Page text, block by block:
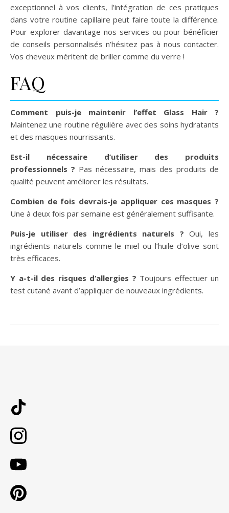
exceptionnel à vos clients, l’intégration de ces pratiques
dans votre routine capillaire peut faire toute la différence.
Pour explorer davantage nos services ou pour bénéficier
de conseils personnalisés n’hésitez pas à nous contacter.
Vos cheveux méritent de briller comme du verre !
FAQ
Comment puis-je maintenir l’effet Glass Hair ?
Maintenez une routine régulière avec des soins hydratants
et des masques nourrissants.
Est-il nécessaire d’utiliser des produits
professionnels ? Pas nécessaire, mais des produits de
qualité peuvent améliorer les résultats.
Combien de fois devrais-je appliquer ces masques ?
Une à deux fois par semaine est généralement suffisante.
Puis-je utiliser des ingrédients naturels ? Oui, les
ingrédients naturels comme le miel ou l’huile d’olive sont
très efficaces.
Y a-t-il des risques d’allergies ? Toujours effectuer un
test cutané avant d’appliquer de nouveaux ingrédients.